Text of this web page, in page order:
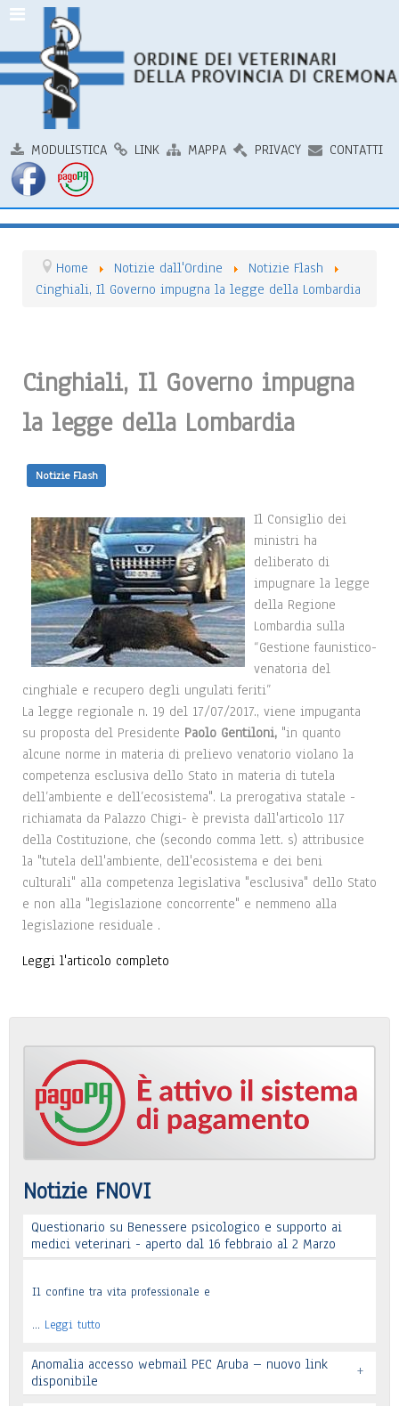
MODULISTICA LINK MAPPA PRIVACY CONTATTI
Home Notizie dall'Ordine
Notizie Flash
Cinghiali, Il Governo impugna la legge della Lombardia
Cinghiali, Il Governo impugna
la legge della Lombardia
Notizie Flash
Il Consiglio dei
ministri ha
deliberato di
impugnare la legge
della Regione
Lombardia sulla
“Gestione faunistico-
venatoria del
cinghiale e recupero degli ungulati feriti”
La legge regionale n. 19 del 17/07/2017., viene impuganta
su proposta del Presidente Paolo Gentiloni, "in quanto
alcune norme in materia di prelievo venatorio violano la
competenza esclusiva dello Stato in materia di tutela
dell’ambiente e dell’ecosistema". La prerogativa statale -
richiamata da Palazzo Chigi- è prevista dall'articolo 117
della Costituzione, che (secondo comma lett. s) attribusice
la "tutela dell'ambiente, dell'ecosistema e dei beni
culturali" alla competenza legislativa "esclusiva" dello Stato
e non alla "legislazione concorrente" e nemmeno alla
legislazione residuale .
Leggi l'articolo completo
Notizie FNOVI
Questionario su Benessere psicologico e supporto ai
medici veterinari - aperto dal 16 febbraio al 2 Marzo
Il confine tra vita professionale e
… Leggi tutto
Anomalia accesso webmail PEC Aruba – nuovo link
disponibile
+